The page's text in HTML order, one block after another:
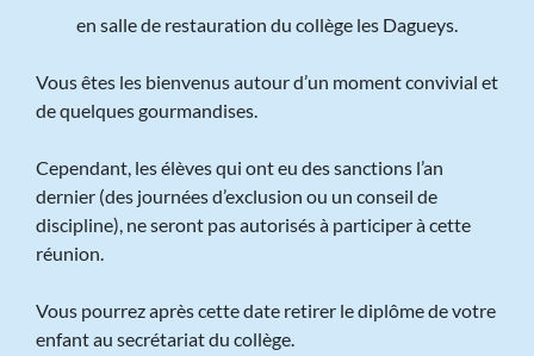
en salle de restauration du collège les Dagueys.
Vous êtes les bienvenus autour d’un moment convivial et
de quelques gourmandises.
Cependant, les élèves qui ont eu des sanctions l’an
dernier (des journées d’exclusion ou un conseil de
discipline), ne seront pas autorisés à participer à cette
réunion.
Vous pourrez après cette date retirer le diplôme de votre
enfant au secrétariat du collège.